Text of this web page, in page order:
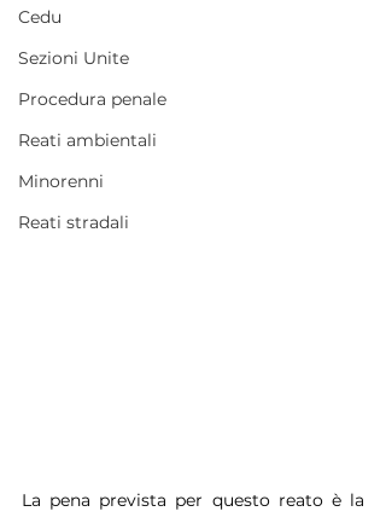
Cedu
Sezioni Unite
Procedura penale
Reati ambientali
Minorenni
Reati stradali